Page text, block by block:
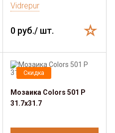
Vidrepur
0 руб./ шт.
Скидка
Мозаика Colors 501 Р
31.7х31.7